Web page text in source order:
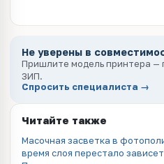
Не уверены в
Пришлите модель принтера —
ЗИП.
Спросить специалиста →
Читайте также
Масочная засветка в
время слоя перестало